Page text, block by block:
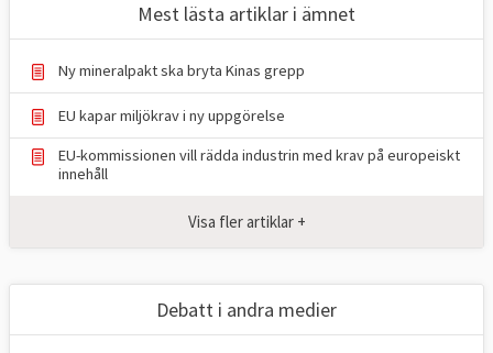
Mest lästa artiklar i ämnet
Ny mineralpakt ska bryta Kinas grepp
EU kapar miljökrav i ny uppgörelse
EU-kommissionen vill rädda industrin med krav på europeiskt
innehåll
Visa fler artiklar +
Debatt i andra medier